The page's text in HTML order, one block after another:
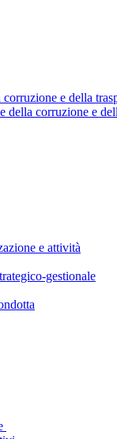
e della
della corruzione e
e attività
gestionale